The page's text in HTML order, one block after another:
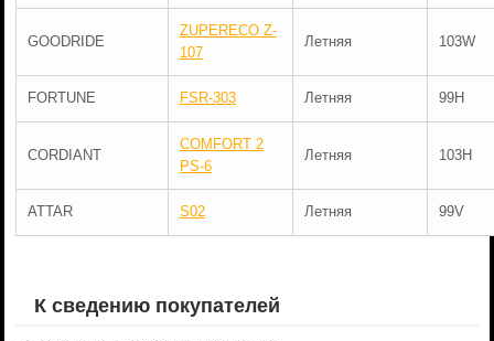
GOODRIDE
ZUPERECO Z-
107
Летняя 103W
FORTUNE FSR-303 Летняя 99H
CORDIANT
COMFORT 2
PS-6
Летняя 103H
ATTAR S02 Летняя 99V
К сведению покупателей